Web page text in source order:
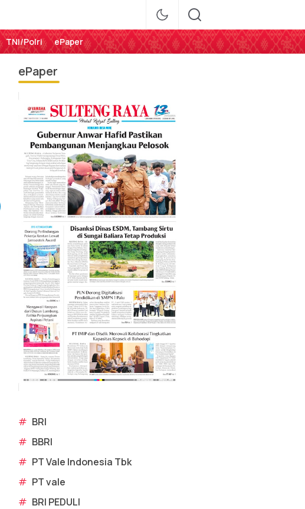
TNI/Polri ePaper
ePaper
# BRI
# BBRI
# PT Vale Indonesia Tbk
# PT vale
# BRI PEDULI